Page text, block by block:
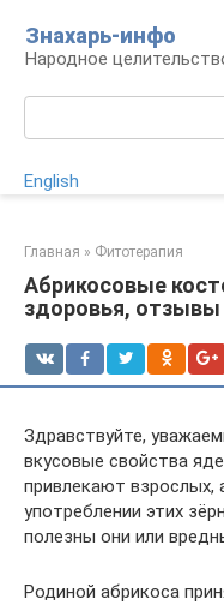
контенту
Знахарь-инфо
Народное
English
Главная » Фитотерапия
Абрикосовые
здоровья, отзывы
Здравствуйте,
вкусовые свойства
привлекают взрослых,
употреблении этих
полезны они или
Родиной абрикоса